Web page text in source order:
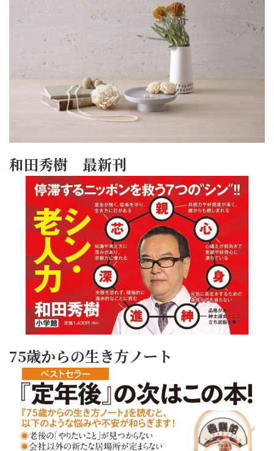
和田秀樹 最新刊
75歳からの生き方ノート